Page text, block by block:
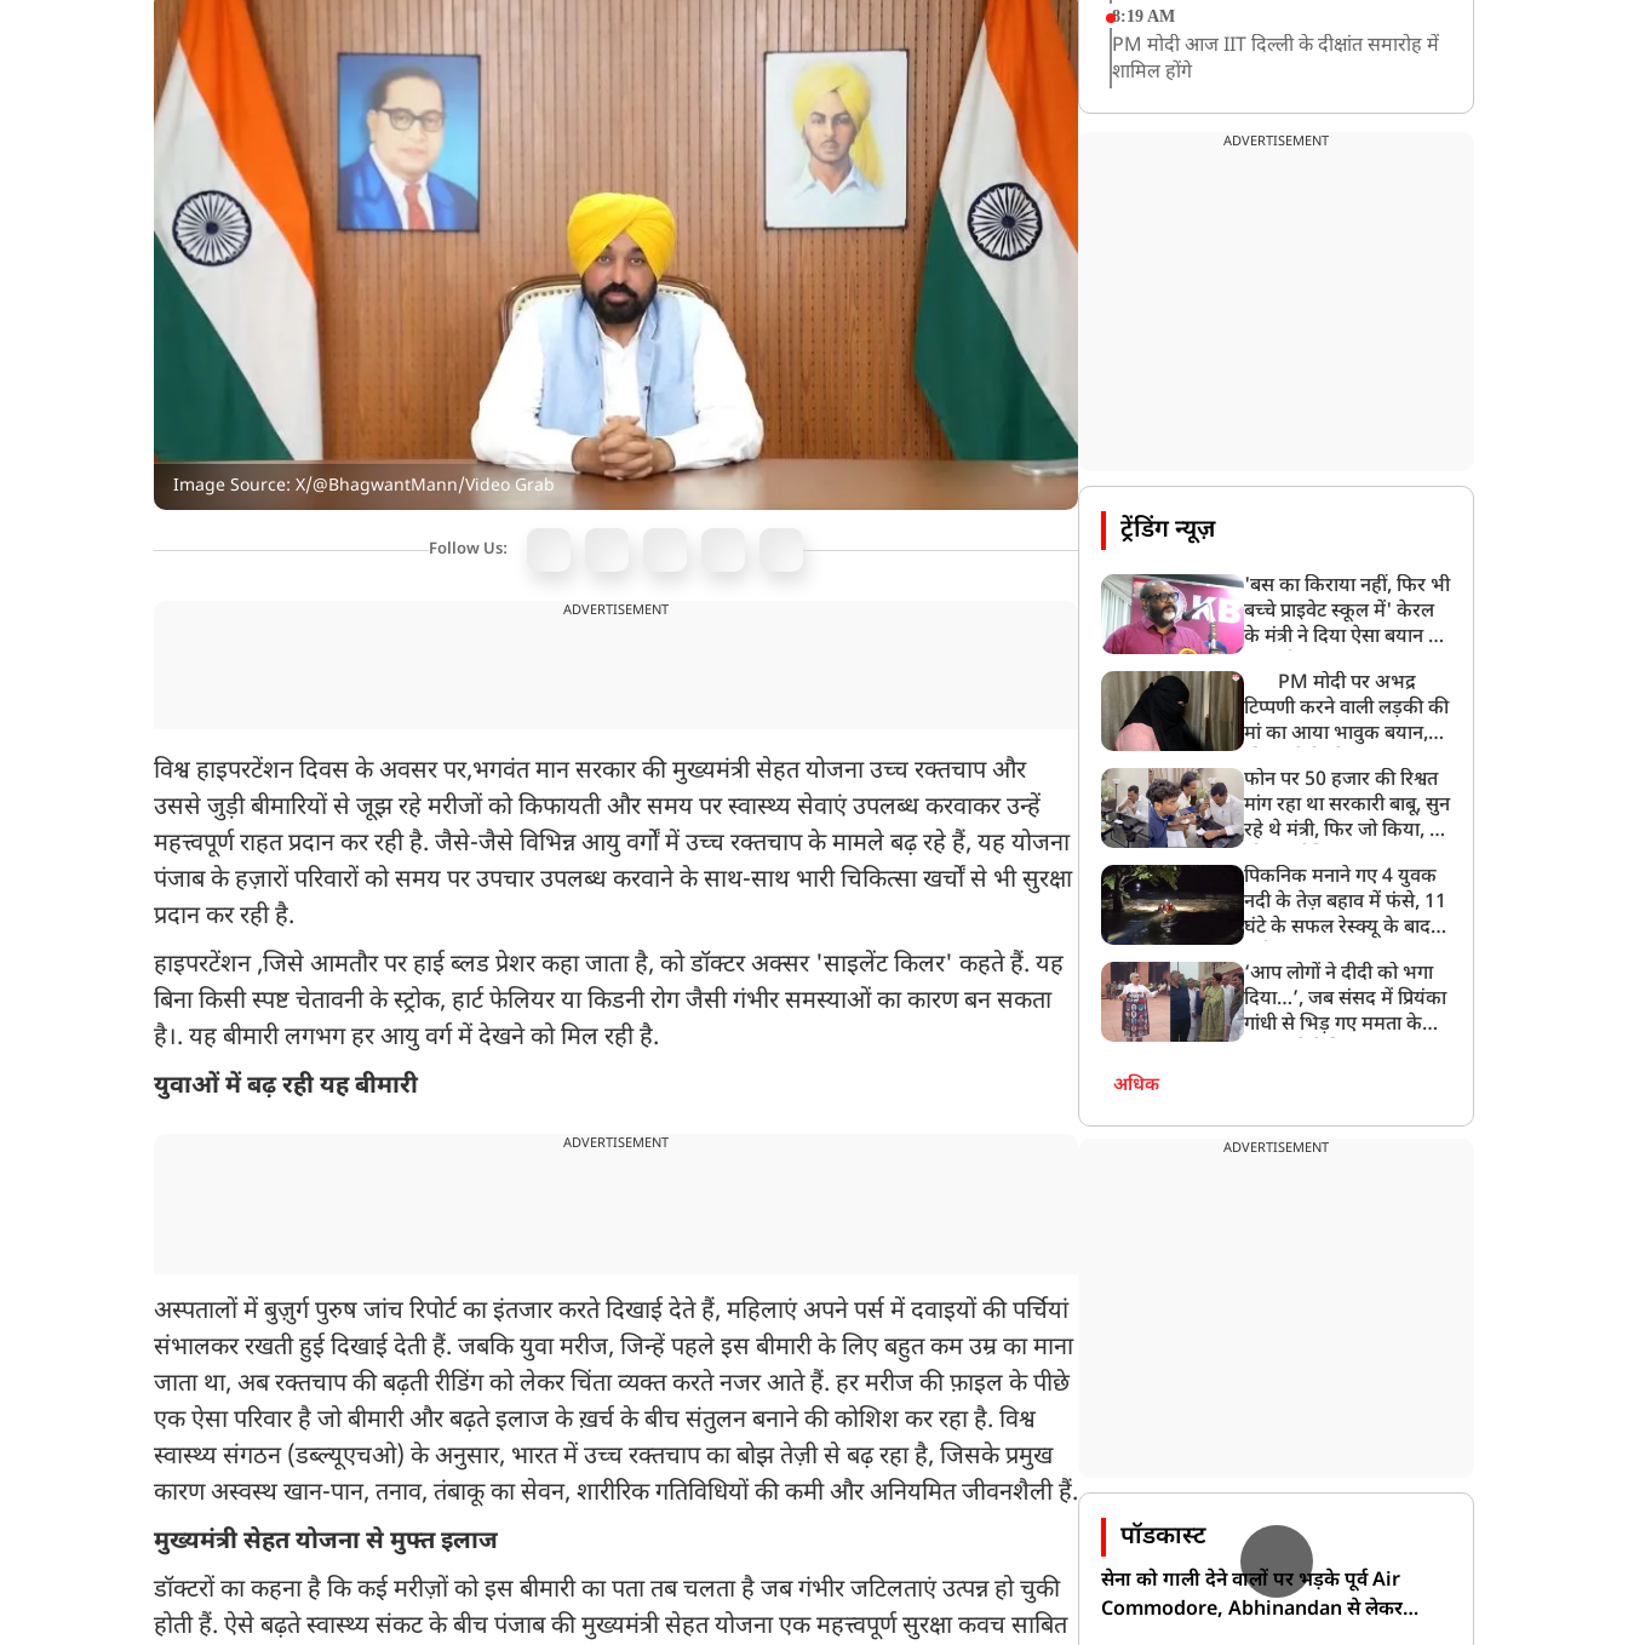
Image Source: X/@BhagwantMann/Video Grab
Follow Us:
ADVERTISEMENT
विश्व हाइपरटेंशन दिवस के अवसर पर,भगवंत मान सरकार की मुख्यमंत्री सेहत योजना उच्च रक्तचाप और
उससे जुड़ी बीमारियों से जूझ रहे मरीजों को किफायती और समय पर स्वास्थ्य सेवाएं उपलब्ध करवाकर उन्हें
महत्त्वपूर्ण राहत प्रदान कर रही है. जैसे-जैसे विभिन्न आयु वर्गों में उच्च रक्तचाप के मामले बढ़ रहे हैं, यह योजना
पंजाब के हज़ारों परिवारों को समय पर उपचार उपलब्ध करवाने के साथ-साथ भारी चिकित्सा खर्चों से भी सुरक्षा
प्रदान कर रही है.
हाइपरटेंशन ,जिसे आमतौर पर हाई ब्लड प्रेशर कहा जाता है, को डॉक्टर अक्सर 'साइलेंट किलर' कहते हैं. यह
बिना किसी स्पष्ट चेतावनी के स्ट्रोक, हार्ट फेलियर या किडनी रोग जैसी गंभीर समस्याओं का कारण बन सकता
है।. यह बीमारी लगभग हर आयु वर्ग में देखने को मिल रही है.
युवाओं में बढ़ रही यह बीमारी
ADVERTISEMENT
अस्पतालों में बुज़ुर्ग पुरुष जांच रिपोर्ट का इंतजार करते दिखाई देते हैं, महिलाएं अपने पर्स में दवाइयों की पर्चियां
संभालकर रखती हुई दिखाई देती हैं. जबकि युवा मरीज, जिन्हें पहले इस बीमारी के लिए बहुत कम उम्र का माना
जाता था, अब रक्तचाप की बढ़ती रीडिंग को लेकर चिंता व्यक्त करते नजर आते हैं. हर मरीज की फ़ाइल के पीछे
एक ऐसा परिवार है जो बीमारी और बढ़ते इलाज के ख़र्च के बीच संतुलन बनाने की कोशिश कर रहा है. विश्व
स्वास्थ्य संगठन (डब्ल्यूएचओ) के अनुसार, भारत में उच्च रक्तचाप का बोझ तेज़ी से बढ़ रहा है, जिसके प्रमुख
कारण अस्वस्थ खान-पान, तनाव, तंबाकू का सेवन, शारीरिक गतिविधियों की कमी और अनियमित जीवनशैली हैं.
मुख्यमंत्री सेहत योजना से मुफ्त इलाज
डॉक्टरों का कहना है कि कई मरीज़ों को इस बीमारी का पता तब चलता है जब गंभीर जटिलताएं उत्पन्न हो चुकी
होती हैं. ऐसे बढ़ते स्वास्थ्य संकट के बीच पंजाब की मुख्यमंत्री सेहत योजना एक महत्त्वपूर्ण सुरक्षा कवच साबित
8:19 AM
PM मोदी आज IIT दिल्ली के दीक्षांत समारोह में
शामिल होंगे
ADVERTISEMENT
ट्रेंडिंग न्यूज़
'बस का किराया नहीं, फिर भी
बच्चे प्राइवेट स्कूल में' केरल
के मंत्री ने दिया ऐसा बयान की
PM मोदी पर अभद्र
टिप्पणी करने वाली लड़की की
मां का आया भावुक बयान,
बेटी को गोद लें प्रधानमंत्री
फोन पर 50 हजार की रिश्वत
मांग रहा था सरकारी बाबू, सुन
रहे थे मंत्री, फिर जो किया, वो
पिकनिक मनाने गए 4 युवक
नदी के तेज़ बहाव में फंसे, 11
घंटे के सफल रेस्क्यू के बाद
‘आप लोगों ने दीदी को भगा
दिया…’, जब संसद में प्रियंका
गांधी से भिड़ गए ममता के
अधिक
ADVERTISEMENT
पॉडकास्ट
सेना को गाली देने वालों पर भड़के पूर्व Air
Commodore, Abhinandan से लेकर